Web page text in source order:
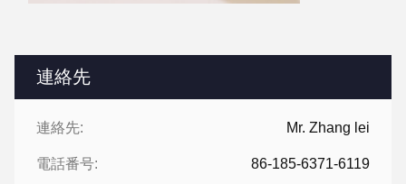
連絡先
連絡先: Mr. Zhang lei
電話番号: 86-185-6371-6119